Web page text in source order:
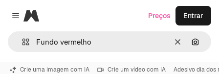
Close menu
Magnific
Limpar
Preços Entrar
Crie uma imagem com IA Crie um vídeo com IA Adesivo dia dos